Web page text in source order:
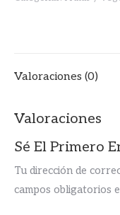
Valoraciones (0)
Valoraciones
Sé El Primero
Tu dirección de
campos obligatorios